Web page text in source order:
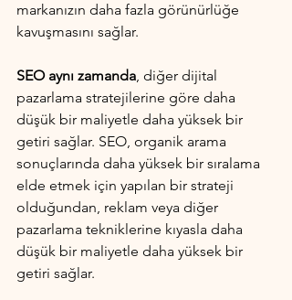
markanızın daha fazla görünürlüğe
kavuşmasını sağlar.
SEO aynı zamanda, diğer dijital
pazarlama stratejilerine göre daha
düşük bir maliyetle daha yüksek bir
getiri sağlar. SEO, organik arama
sonuçlarında daha yüksek bir sıralama
elde etmek için yapılan bir strateji
olduğundan, reklam veya diğer
pazarlama tekniklerine kıyasla daha
düşük bir maliyetle daha yüksek bir
getiri sağlar.